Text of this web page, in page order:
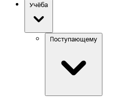
Учёба
Поступающему